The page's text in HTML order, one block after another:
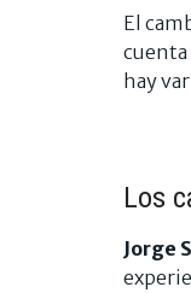
El
cuenta
hay
Los
Jorge